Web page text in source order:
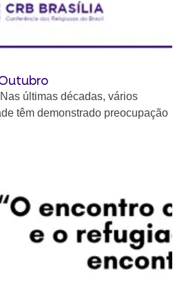
últimas décadas, vários
têm demonstrado preocupação